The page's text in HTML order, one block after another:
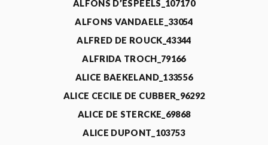
ALFONS D’ESPEELS_107170
ALFONS VANDAELE_33054
ALFRED DE ROUCK_43344
ALFRIDA TROCH_79166
ALICE BAEKELAND_133556
ALICE CECILE DE CUBBER_96292
ALICE DE STERCKE_69868
ALICE DUPONT_103753